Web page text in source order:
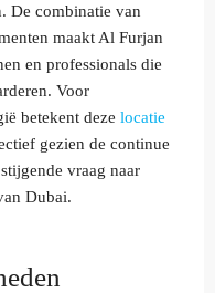
De combinatie van
maakt Al Furjan
en professionals die
Voor
betekent deze locatie
gezien de continue
vraag naar
Dubai.